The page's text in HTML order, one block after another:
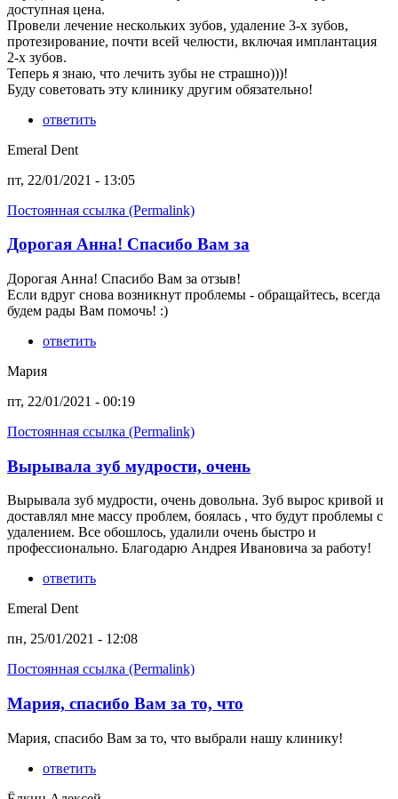
доступная цена.
Провели лечение нескольких зубов, удаление 3-х зубов,
протезирование, почти всей челюсти, включая имплантация
2-х зубов.
Теперь я знаю, что лечить зубы не страшно)))!
Буду советовать эту клинику другим обязательно!
ответить
Emeral Dent
пт, 22/01/2021 - 13:05
Постоянная ссылка (Permalink)
Дорогая Анна! Спасибо Вам за
Дорогая Анна! Спасибо Вам за отзыв!
Если вдруг снова возникнут проблемы - обращайтесь, всегда
будем рады Вам помочь! :)
ответить
Мария
пт, 22/01/2021 - 00:19
Постоянная ссылка (Permalink)
Вырывала зуб мудрости, очень
Вырывала зуб мудрости, очень довольна. Зуб вырос кривой и
доставлял мне массу проблем, боялась , что будут проблемы с
удалением. Все обошлось, удалили очень быстро и
профессионально. Благодарю Андрея Ивановича за работу!
ответить
Emeral Dent
пн, 25/01/2021 - 12:08
Постоянная ссылка (Permalink)
Мария, спасибо Вам за то, что
Мария, спасибо Вам за то, что выбрали нашу клинику!
ответить